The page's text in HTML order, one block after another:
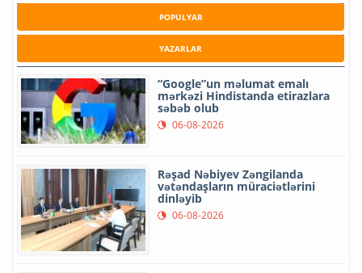
POPULYAR
YAZARLAR
“Google”un məlumat emalı
mərkəzi Hindistanda etirazlara
səbəb olub
06-08-2026
Rəşad Nəbiyev Zəngilanda
vətəndaşların müraciətlərini
dinləyib
06-08-2026